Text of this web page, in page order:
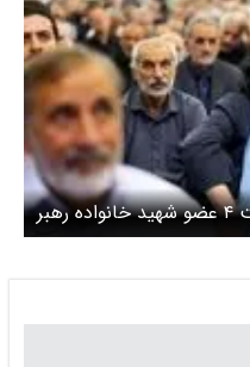
مهمان خاص در مراسم گرامیداشت ۴ عضو شهید خانواده رهبر